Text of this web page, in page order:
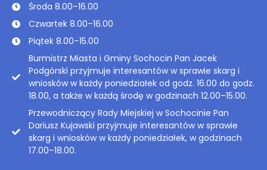
Środa 8.00–16.00
Czwartek 8.00–16.00
Piątek 8.00–15.00
Burmistrz Miasta i Gminy Sochocin Pan Jacek
Podgórski przyjmuje interesantów w sprawie skarg i
wniosków w każdy poniedziałek od godz. 16.00 do godz.
18.00, a także w każdą środę w godzinach 12.00–15.00.
Przewodniczący Rady Miejskiej w Sochocinie Pan
Dariusz Kujawski przyjmuje interesantów w sprawie
skarg i wniosków w każdy poniedziałek, w godzinach
17.00–18.00.